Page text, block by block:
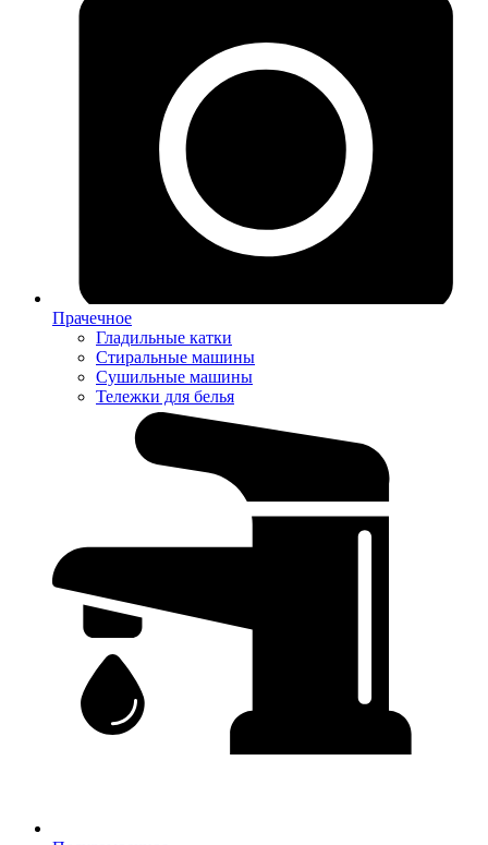
Прачечное
Гладильные катки
Стиральные машины
Сушильные машины
Тележки для белья